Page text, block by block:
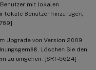
mit lokalen
Benutzer hinzufügen,
Upgrade von Version 2009
Löschen Sie den
zu umgehen. [SRT-5624]